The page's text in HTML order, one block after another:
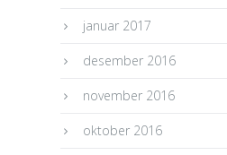
januar 2017
desember 2016
november 2016
oktober 2016